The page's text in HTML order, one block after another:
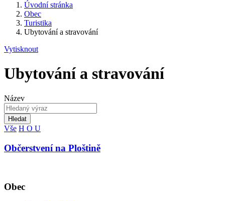
Úvodní stránka
Obec
Turistika
Ubytování a stravování
Vytisknout
Ubytování a stravování
Název
Hledat
Vše H O U
Občerstvení na Ploštině
Obec